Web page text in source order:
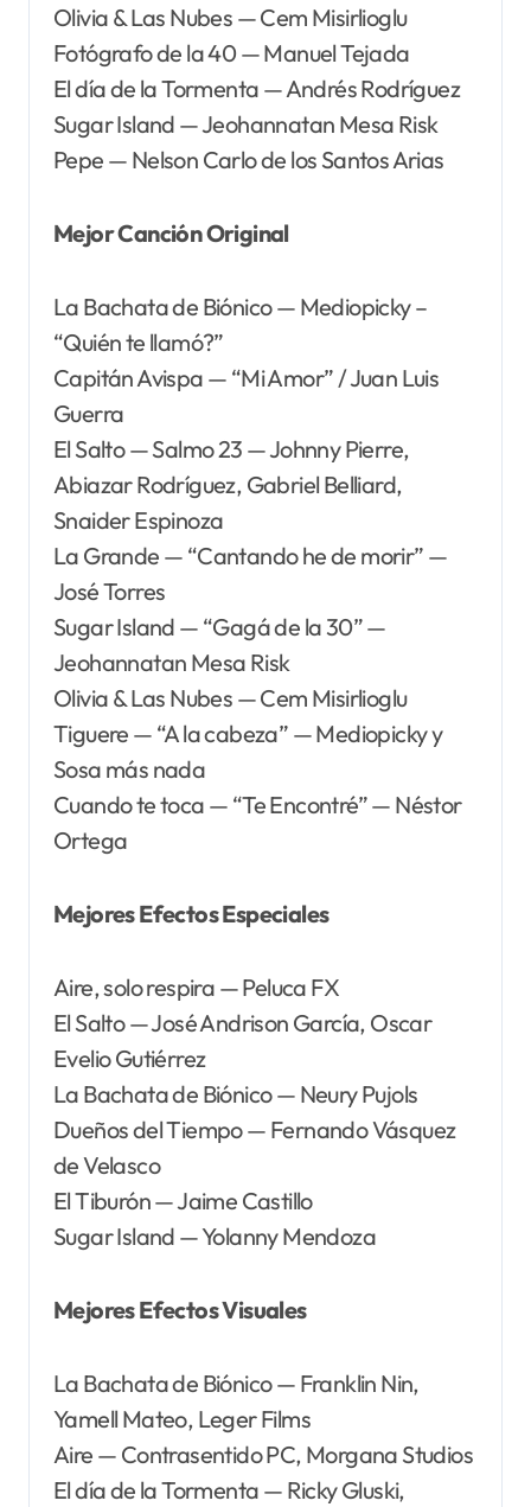
Olivia & Las Nubes — Cem Misirlioglu
Fotógrafo de la 40 — Manuel Tejada
El día de la Tormenta — Andrés Rodríguez
Sugar Island — Jeohannatan Mesa Risk
Pepe — Nelson Carlo de los Santos Arias
Mejor Canción Original
La Bachata de Biónico — Mediopicky –
“Quién te llamó?”
Capitán Avispa — “Mi Amor” / Juan Luis
Guerra
El Salto — Salmo 23 — Johnny Pierre,
Abiazar Rodríguez, Gabriel Belliard,
Snaider Espinoza
La Grande — “Cantando he de morir” —
José Torres
Sugar Island — “Gagá de la 30” —
Jeohannatan Mesa Risk
Olivia & Las Nubes — Cem Misirlioglu
Tiguere — “A la cabeza” — Mediopicky y
Sosa más nada
Cuando te toca — “Te Encontré” — Néstor
Ortega
Mejores Efectos Especiales
Aire, solo respira — Peluca FX
El Salto — José Andrison García, Oscar
Evelio Gutiérrez
La Bachata de Biónico — Neury Pujols
Dueños del Tiempo — Fernando Vásquez
de Velasco
El Tiburón — Jaime Castillo
Sugar Island — Yolanny Mendoza
Mejores Efectos Visuales
La Bachata de Biónico — Franklin Nin,
Yamell Mateo, Leger Films
Aire — Contrasentido PC, Morgana Studios
El día de la Tormenta — Ricky Gluski,